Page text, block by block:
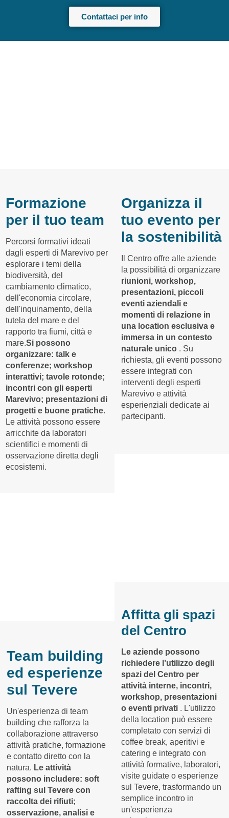
Contattaci per info
Formazione
per il tuo team
Percorsi formativi ideati
dagli esperti di Marevivo per
esplorare i temi della
biodiversità, del
cambiamento climatico,
dell'economia circolare,
dell'inquinamento, della
tutela del mare e del
rapporto tra fiumi, città e
mare.Si possono
organizzare: talk e
conferenze; workshop
interattivi; tavole rotonde;
incontri con gli esperti
Marevivo; presentazioni di
progetti e buone pratiche.
Le attività possono essere
arricchite da laboratori
scientifici e momenti di
osservazione diretta degli
ecosistemi.
Team building
ed esperienze
sul Tevere
Un'esperienza di team
building che rafforza la
collaborazione attraverso
attività pratiche, formazione
e contatto diretto con la
natura. Le attività
possono includere: soft
rafting sul Tevere con
raccolta dei rifiuti;
osservazione, analisi e
Organizza il
tuo evento per
la sostenibilità
Il Centro offre alle aziende
la possibilità di organizzare
riunioni, workshop,
presentazioni, piccoli
eventi aziendali e
momenti di relazione in
una location esclusiva e
immersa in un contesto
naturale unico . Su
richiesta, gli eventi possono
essere integrati con
interventi degli esperti
Marevivo e attività
esperienziali dedicate ai
partecipanti.
Affitta gli spazi
del Centro
Le aziende possono
richiedere l’utilizzo degli
spazi del Centro per
attività interne, incontri,
workshop, presentazioni
o eventi privati . L'utilizzo
della location può essere
completato con servizi di
coffee break, aperitivi e
catering e integrato con
attività formative, laboratori,
visite guidate o esperienze
sul Tevere, trasformando un
semplice incontro in
un'esperienza